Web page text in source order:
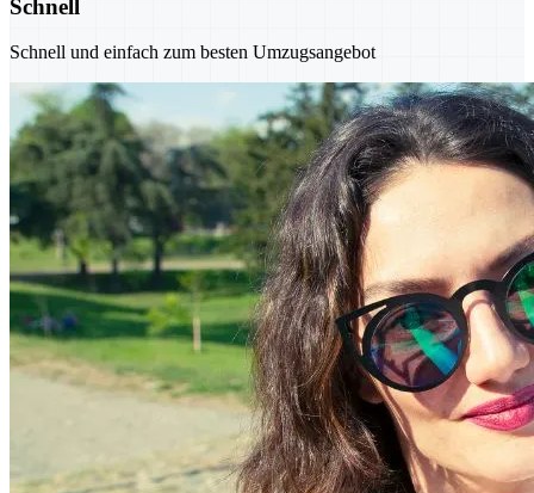
Schnell
Schnell und einfach zum besten Umzugsangebot